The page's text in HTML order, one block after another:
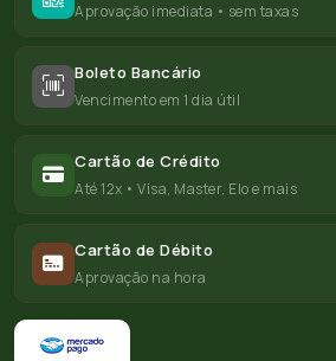
Aprovação imediata • sem taxas
Boleto Bancário
Vencimento em 1 dia útil
Cartão de Crédito
Até 12x • Visa, Master, Elo e mais
Cartão de Débito
Aprovação na hora